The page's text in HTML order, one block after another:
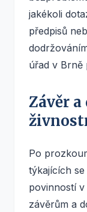
jakékoli
předpisů
úřad v Brně
Závěr
Po
týkajících
povinností v
závěrům a